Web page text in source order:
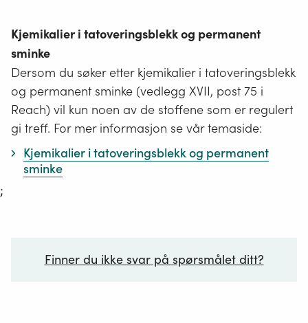
Kjemikalier i tatoveringsblekk og permanent
sminke
Dersom du søker etter kjemikalier i tatoveringsblekk
og permanent sminke (vedlegg XVII, post 75 i
Reach) vil kun noen av de stoffene som er regulert
gi treff. For mer informasjon se vår temaside:
Kjemikalier i tatoveringsblekk og permanent
sminke
;
Finner du ikke svar på spørsmålet ditt?